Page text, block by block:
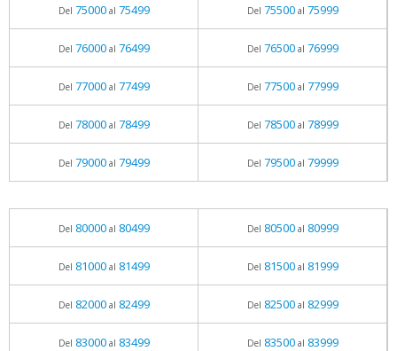
Del 75000al 75499 Del 75500al 75999
Del 76000al 76499 Del 76500al 76999
Del 77000al 77499 Del 77500al 77999
Del 78000al 78499 Del 78500al 78999
Del 79000al 79499 Del 79500al 79999
Del 80000al 80499 Del 80500al 80999
Del 81000al 81499 Del 81500al 81999
Del 82000al 82499 Del 82500al 82999
Del 83000al 83499 Del 83500al 83999